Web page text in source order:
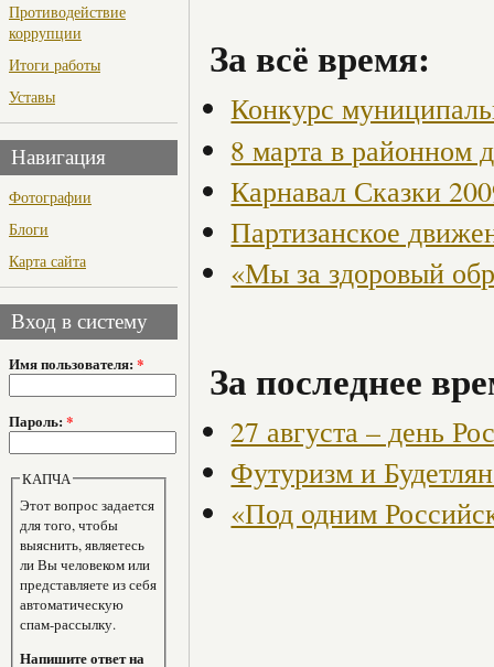
Противодействие
коррупции
Итоги работы
Уставы
Навигация
Фотографии
Блоги
Карта сайта
Вход в систему
Имя пользователя: *
Пароль: *
КАПЧА
Этот вопрос задается
для того, чтобы
выяснить, являетесь
ли Вы человеком или
представляете из себя
автоматическую
спам-рассылку.
Напишите ответ на
За всё время:
Конкурс
8 марта в районном
Карнавал Сказки
Партизанское
«Мы за здоровый
За последнее
27 августа – день
Футуризм и
«Под одним